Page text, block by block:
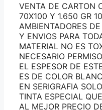
VENTA DE CARTON
70X100 Y 1.650 GR
AMBIENTADORES
Y ENVIOS PARA
MATERIAL NO ES
NECESARIO
EL ESPESOR DE
ES DE COLOR
EN SERIGRAFIA
TINTA ESPECIAL
AL MEJOR PRECIO